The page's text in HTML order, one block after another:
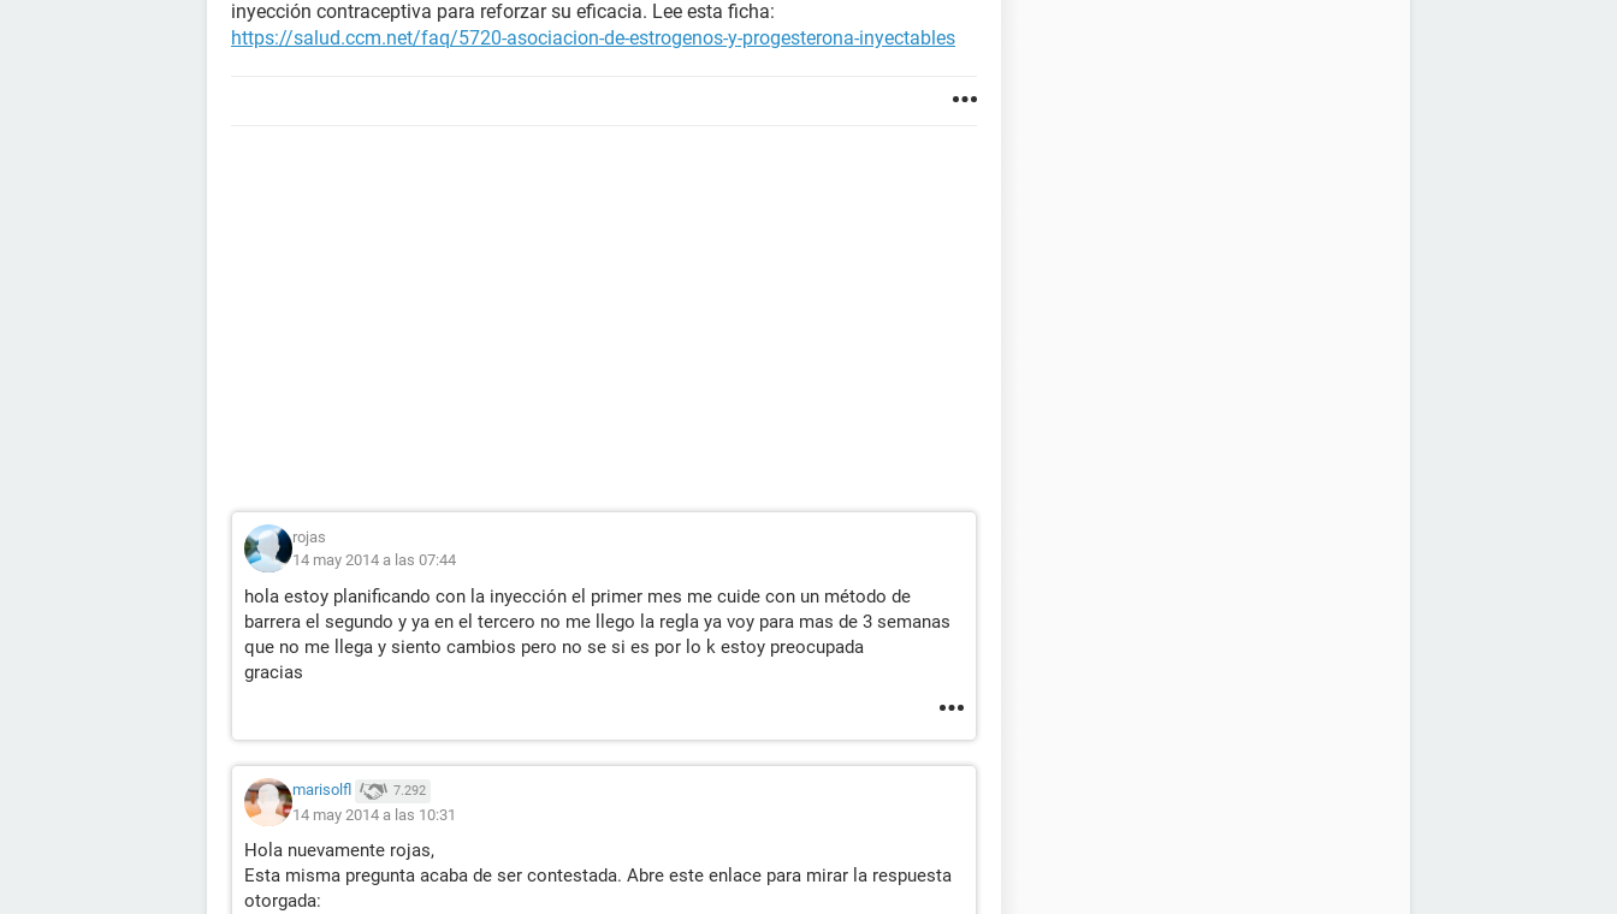
inyección contraceptiva para reforzar su eficacia. Lee esta ficha:
https://salud.ccm.net/faq/5720-asociacion-de-estrogenos-y-progesterona-inyectables
rojas
14 may 2014 a las 07:44
hola estoy planificando con la inyección el primer mes me cuide con un método de
barrera el segundo y ya en el tercero no me llego la regla ya voy para mas de 3 semanas
que no me llega y siento cambios pero no se si es por lo k estoy preocupada
gracias
marisolfl 7.292
14 may 2014 a las 10:31
Hola nuevamente rojas,
Esta misma pregunta acaba de ser contestada. Abre este enlace para mirar la respuesta
otorgada: